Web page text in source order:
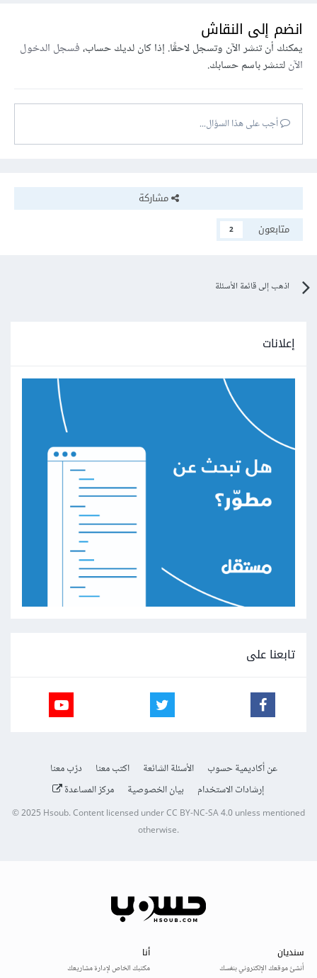
انضم إلى النقاش
يمكنك أن تنشر الآن وتسجل لاحقًا. إذا كان لديك حساب،فسجل الدخول
الآنلتنشر باسم حسابك.
أجب على هذا السؤال...
مشاركة
متابعون
2
اذهب إلى قائمة الأسئلة
إعلانات
تابعنا على
عن أكاديمية حسوب الأسئلة الشائعة اكتب معنا
درّب معنا
إرشادات الاستخدام
بيان الخصوصية مركز المساعدة
© 2025Hsoub.Content licensed underCC BY-NC-SA 4.0unless mentioned
otherwise.